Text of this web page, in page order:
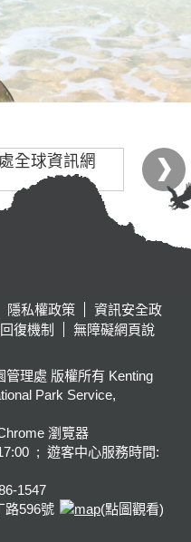
隱私權政策
資訊安全政
復機制
無障礙網頁說
理處 版權所有 Kenting
Park Service,
瀏覽器
; 遊客中心服務時間:
1547
路596號
(點圖觀看)